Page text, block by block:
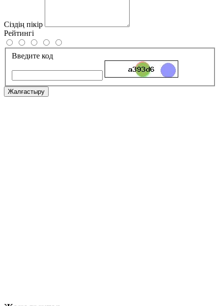
Сіздің пікір
Рейтингі
Введите код
Жалғастыру